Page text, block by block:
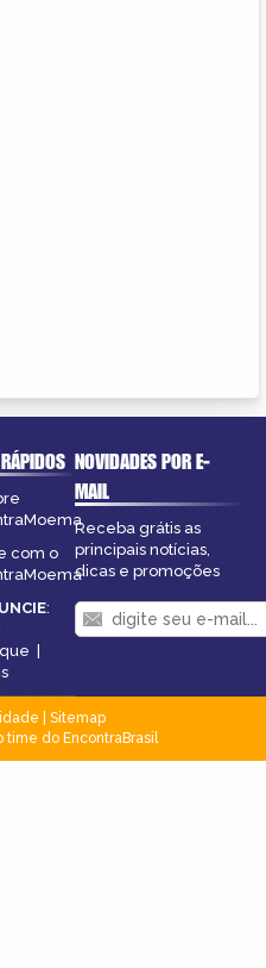
com o
:
NOVIDADES POR E-
MAIL
Receba grátis as
principais notícias,
dicas e promoções
Sitemap
time do EncontraBrasil